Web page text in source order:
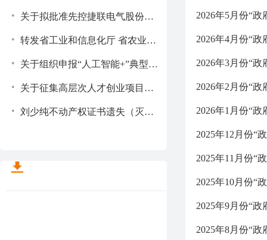
. 关于拟批准先控捷联电气股份有限公司智能化能源电子装备制造中心设备更新和技术改造项目环境影响报告表的公示
. 转发省工业和信息化厅 省农业农村厅《关于组织推荐国家农业领域机器人典型应用场景的通知》的通知
. 关于组织申报“人工智能+”典型案例的通知
. 关于征集高层次人才创业项目在应用场景方面配套需求的通知
. 刘少纯不动产权证书遗失（灭失）声明（编号：2026181）
2026年5月份“
2026年4月份“
2026年3月份“
2026年2月份“
2026年1月份“
2025年12月份“
2025年11月份“
2025年10月份“
2025年9月份“
2025年8月份“